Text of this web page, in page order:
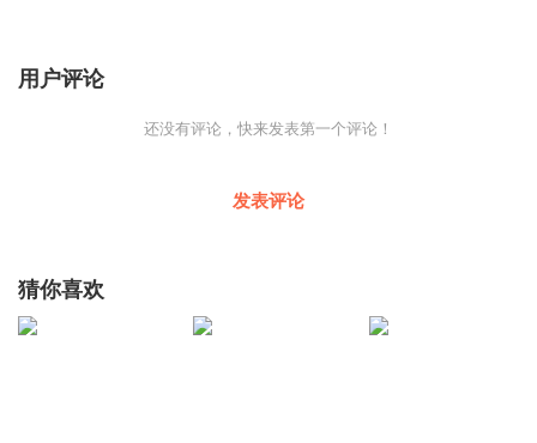
用户评论
还没有评论，快来发表第一个评论！
发表评论
猜你喜欢